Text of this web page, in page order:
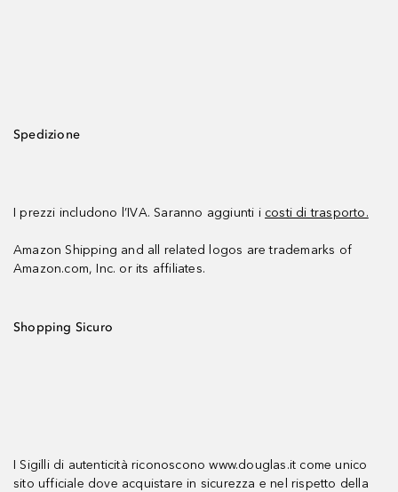
Spedizione
I prezzi includono l’IVA. Saranno aggiunti i costi di trasporto.
Amazon Shipping and all related logos are trademarks of
Amazon.com, Inc. or its affiliates.
Shopping Sicuro
I Sigilli di autenticità riconoscono www.douglas.it come unico
sito ufficiale dove acquistare in sicurezza e nel rispetto della